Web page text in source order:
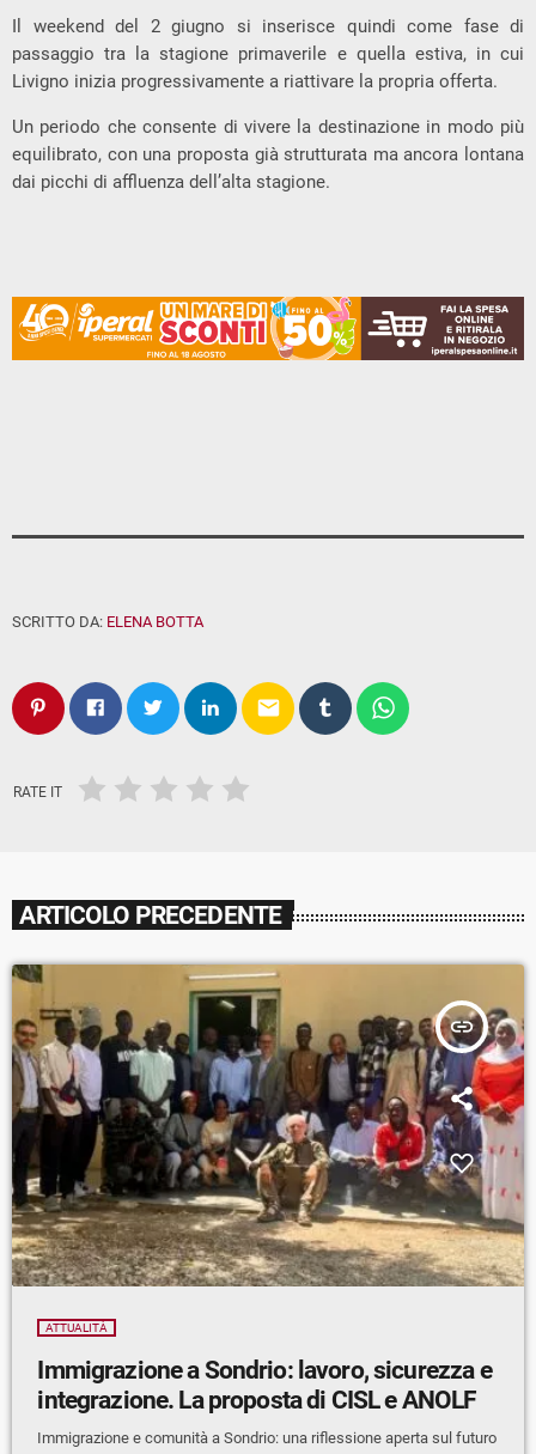
Il weekend del 2 giugno si inserisce quindi come fase di
passaggio tra la stagione primaverile e quella estiva, in cui
Livigno inizia progressivamente a riattivare la propria offerta.
Un periodo che consente di vivere la destinazione in modo più
equilibrato, con una proposta già strutturata ma ancora lontana
dai picchi di affluenza dell’alta stagione.
SCRITTO DA: ELENA BOTTA
email
RATE IT
ARTICOLO PRECEDENTE
insert_link
ATTUALITÀ
Immigrazione a Sondrio: lavoro, sicurezza e
integrazione. La proposta di CISL e ANOLF
Immigrazione e comunità a Sondrio: una riflessione aperta sul futuro